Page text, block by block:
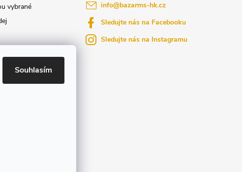
Souhlasím
vybrané
info@bazarms-hk.cz
Sledujte nás na Facebooku
Sledujte nás na Instagramu